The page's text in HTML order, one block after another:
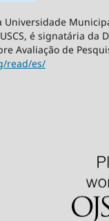
Universidade
é signatária da
Avaliação de
read/es/